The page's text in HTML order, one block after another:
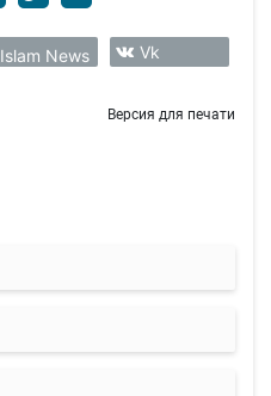
Islam News Vk
Версия для печати